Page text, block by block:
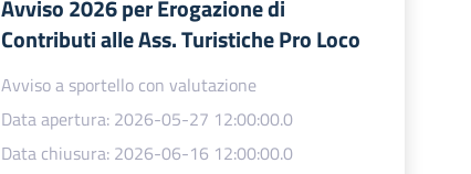
Avviso 2026 per Erogazione di
Contributi alle Ass. Turistiche Pro Loco
Avviso a sportello con valutazione
Data apertura: 2026-05-27 12:00:00.0
Data chiusura: 2026-06-16 12:00:00.0